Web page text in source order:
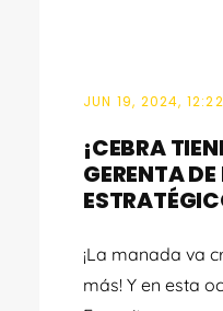
JUN 19, 2024,
¡CEBRA
GERENTA
¡La manada va
más! Y en esta